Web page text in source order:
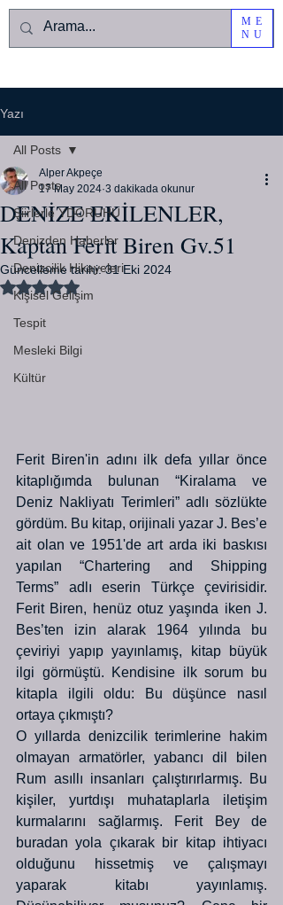
ME
NU
Yazı
All Posts
Şiirlerle YDORUHU
Denizden Haberler
Denizcilik Hikayeleri
Kişisel Gelişim
Tespit
Mesleki Bilgi
Kültür
All Posts
DENİZE EKİLENLER,
Kaptan Ferit Biren Gv.51
Alper Akpeçe
17 May 2024 3 dakikada okunur
Güncelleme tarihi:31 Eki 2024
5 üzerinden NaN yıldız
Ferit Biren'in adını ilk defa yıllar önce
kitaplığımda bulunan “Kiralama ve
Deniz Nakliyatı Terimleri” adlı sözlükte
gördüm. Bu kitap, orijinali yazar J. Bes’e
ait olan ve 1951'de art arda iki baskısı
yapılan “Chartering and Shipping
Terms” adlı eserin Türkçe çevirisidir.
Ferit Biren, henüz otuz yaşında iken J.
Bes’ten izin alarak 1964 yılında bu
çeviriyi yapıp yayınlamış, kitap büyük
ilgi görmüştü. Kendisine ilk sorum bu
kitapla ilgili oldu: Bu düşünce nasıl
ortaya çıkmıştı?
O yıllarda denizcilik terimlerine hakim
olmayan armatörler, yabancı dil bilen
Rum asıllı insanları çalıştırırlarmış. Bu
kişiler, yurtdışı muhataplarla iletişim
kurmalarını sağlarmış. Ferit Bey de
buradan yola çıkarak bir kitap ihtiyacı
olduğunu hissetmiş ve çalışmayı
yaparak kitabı yayınlamış.